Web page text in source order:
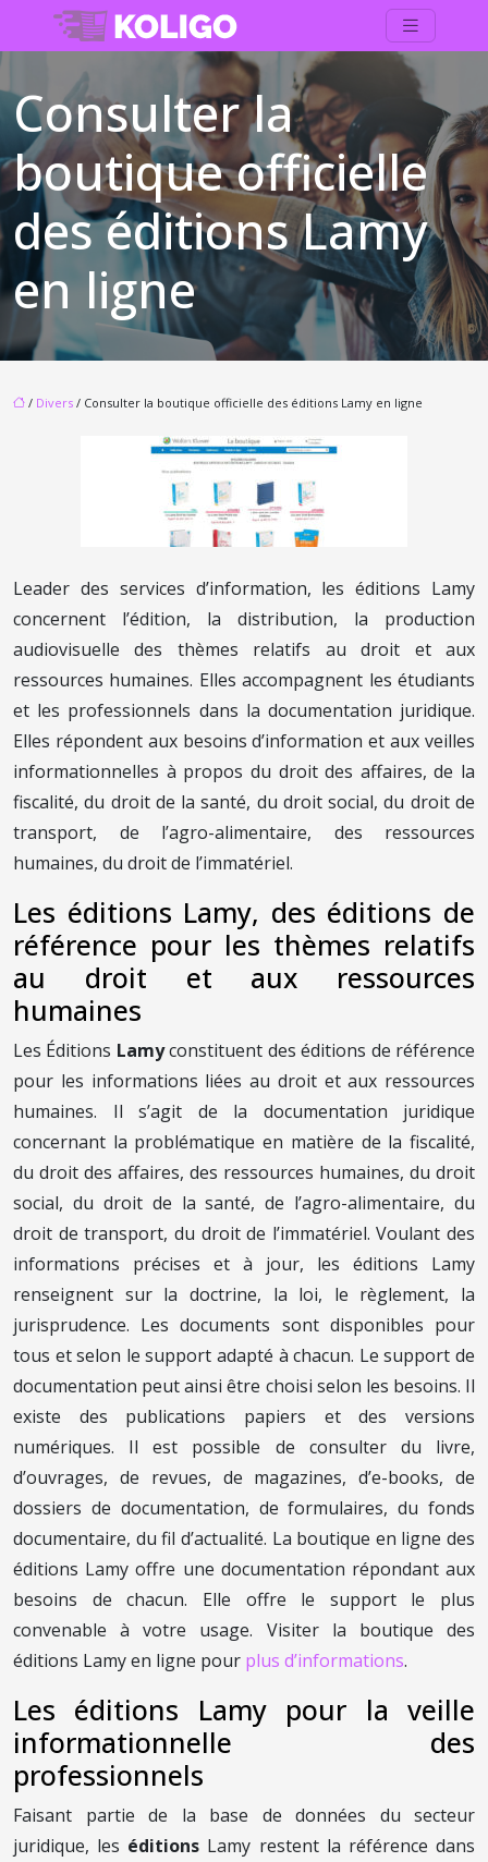
Consulter la
boutique officielle
des éditions Lamy
en ligne
/ Divers / Consulter la boutique officielle des éditions Lamy en ligne
Leader des services d’information, les éditions Lamy
concernent l’édition, la distribution, la production
audiovisuelle des thèmes relatifs au droit et aux
ressources humaines. Elles accompagnent les étudiants
et les professionnels dans la documentation juridique.
Elles répondent aux besoins d’information et aux veilles
informationnelles à propos du droit des affaires, de la
fiscalité, du droit de la santé, du droit social, du droit de
transport, de l’agro-alimentaire, des ressources
humaines, du droit de l’immatériel.
Les éditions Lamy, des éditions de
référence pour les thèmes relatifs
au droit et aux ressources
humaines
Les Éditions Lamyconstituent des éditions de référence
pour les informations liées au droit et aux ressources
humaines. Il s’agit de la documentation juridique
concernant la problématique en matière de la fiscalité,
du droit des affaires, des ressources humaines, du droit
social, du droit de la santé, de l’agro-alimentaire, du
droit de transport, du droit de l’immatériel. Voulant des
informations précises et à jour, les éditions Lamy
renseignent sur la doctrine, la loi, le règlement, la
jurisprudence. Les documents sont disponibles pour
tous et selon le support adapté à chacun. Le support de
documentation peut ainsi être choisi selon les besoins. Il
existe des publications papiers et des versions
numériques. Il est possible de consulter du livre,
d’ouvrages, de revues, de magazines, d’e-books, de
dossiers de documentation, de formulaires, du fonds
documentaire, du fil d’actualité. La boutique en ligne des
éditions Lamy offre une documentation répondant aux
besoins de chacun. Elle offre le support le plus
convenable à votre usage. Visiter la boutique des
éditions Lamy en ligne pour plus d’informations.
Les éditions Lamy pour la veille
informationnelle des
professionnels
Faisant partie de la base de données du secteur
juridique, les éditions Lamy restent la référence dans